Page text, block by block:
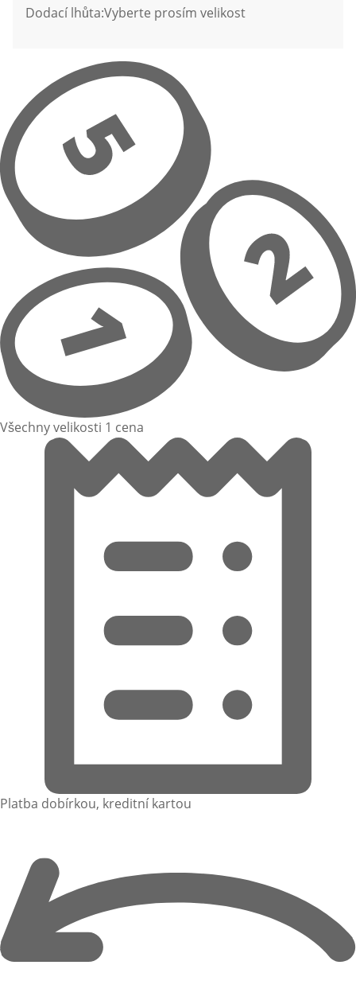
Dodací lhůta:Vyberte prosím velikost
Všechny velikosti 1 cena
Platba dobírkou, kreditní kartou